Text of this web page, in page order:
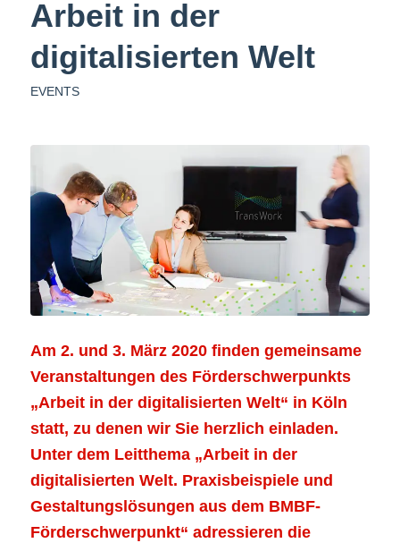
Arbeit in der
digitalisierten Welt
EVENTS
Am 2. und 3. März 2020 finden gemeinsame
Veranstaltungen des Förderschwerpunkts
„Arbeit in der digitalisierten Welt“ in Köln
statt, zu denen wir Sie herzlich einladen.
Unter dem Leitthema „Arbeit in der
digitalisierten Welt. Praxisbeispiele und
Gestaltungslösungen aus dem BMBF-
Förderschwerpunkt“ adressieren die